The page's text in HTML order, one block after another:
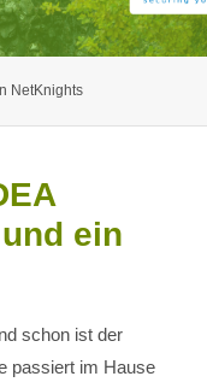
NetKnights
ein
schon ist der
passiert im Hause